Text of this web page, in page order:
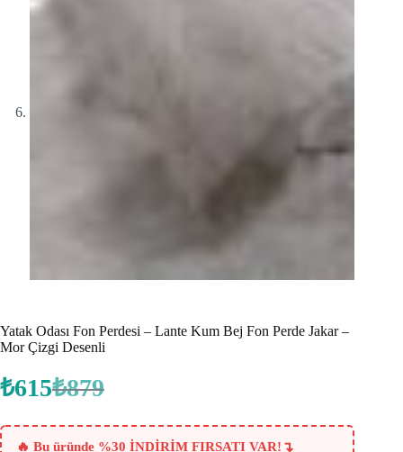
Yatak Odası Fon Perdesi – Lante Kum Bej Fon Perde Jakar –
Mor Çizgi Desenli
₺879
Orijinal
₺879.
₺615Şu
fiyat:
₺615.
🔥 Bu üründe %30 İNDİRİM FIRSATI VAR! ↴